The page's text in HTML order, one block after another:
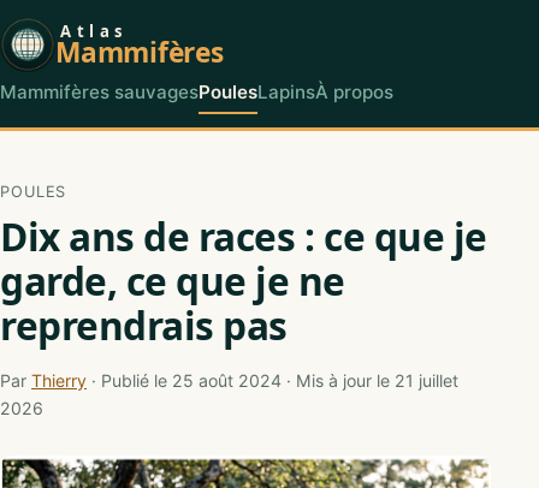
Atlas
Mammifères
Mammifères sauvagesPoulesLapinsÀ propos
POULES
Dix ans de races : ce que je
garde, ce que je ne
reprendrais pas
Par Thierry · Publié le 25 août 2024 · Mis à jour le 21 juillet
2026